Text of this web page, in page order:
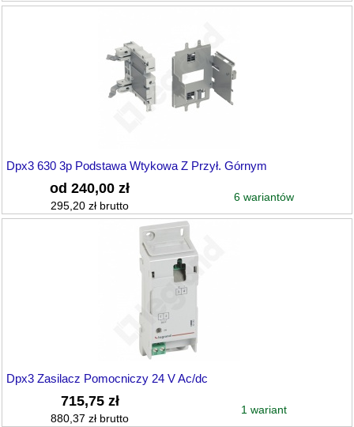
Dpx3 630 3p Podstawa Wtykowa Z Przył. Górnym
od 240,00 zł
295,20 zł brutto
6 wariantów
Dpx3 Zasilacz Pomocniczy 24 V Ac/dc
715,75 zł
880,37 zł brutto
1 wariant